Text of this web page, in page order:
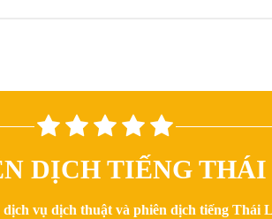
DỊCH TIẾNG THÁI
vụ dịch thuật và phiên dịch tiếng Thái